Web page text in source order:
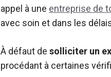
appel à une entreprise de
avec soin et dans les
À défaut de solliciter un
procédant à certaines